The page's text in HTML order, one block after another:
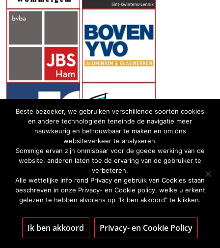
Beste bezoeker, we gebruiken verschillende soorten cookies
en andere technologieën teneinde de navigatie meer
nauwkeurig en betrouwbaar te maken en om ons
websiteverkeer te analyseren.
Sommige ervan zijn onmisbaar voor de goede werking van de
website, anderen laten toe de ervaring van de gebruiker te
verbeteren.
Alle wettelijke info rond Privacy en gebruik van Cookies staan
beschreven in onze Privacy- en Cookie policy, welke u erkent
gelezen te hebben alvorens op "Ik ben akkoord" te klikken.
Ik ben akkoord Privacy- en Cookie Policy